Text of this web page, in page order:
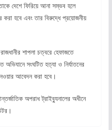
দেশে ফিরিয়ে আনা সম্ভব হলে
করা হবে এবং তার বিরুদ্ধে প্রয়োজনীয়
শাপলা চত্বরে হেফাজতে
অভিযানে সংঘটিত হত্যা ও নির্যাতনের
আবেদন করা হবে।
অপরাধ ট্রাইব্যুনালের অধীনে